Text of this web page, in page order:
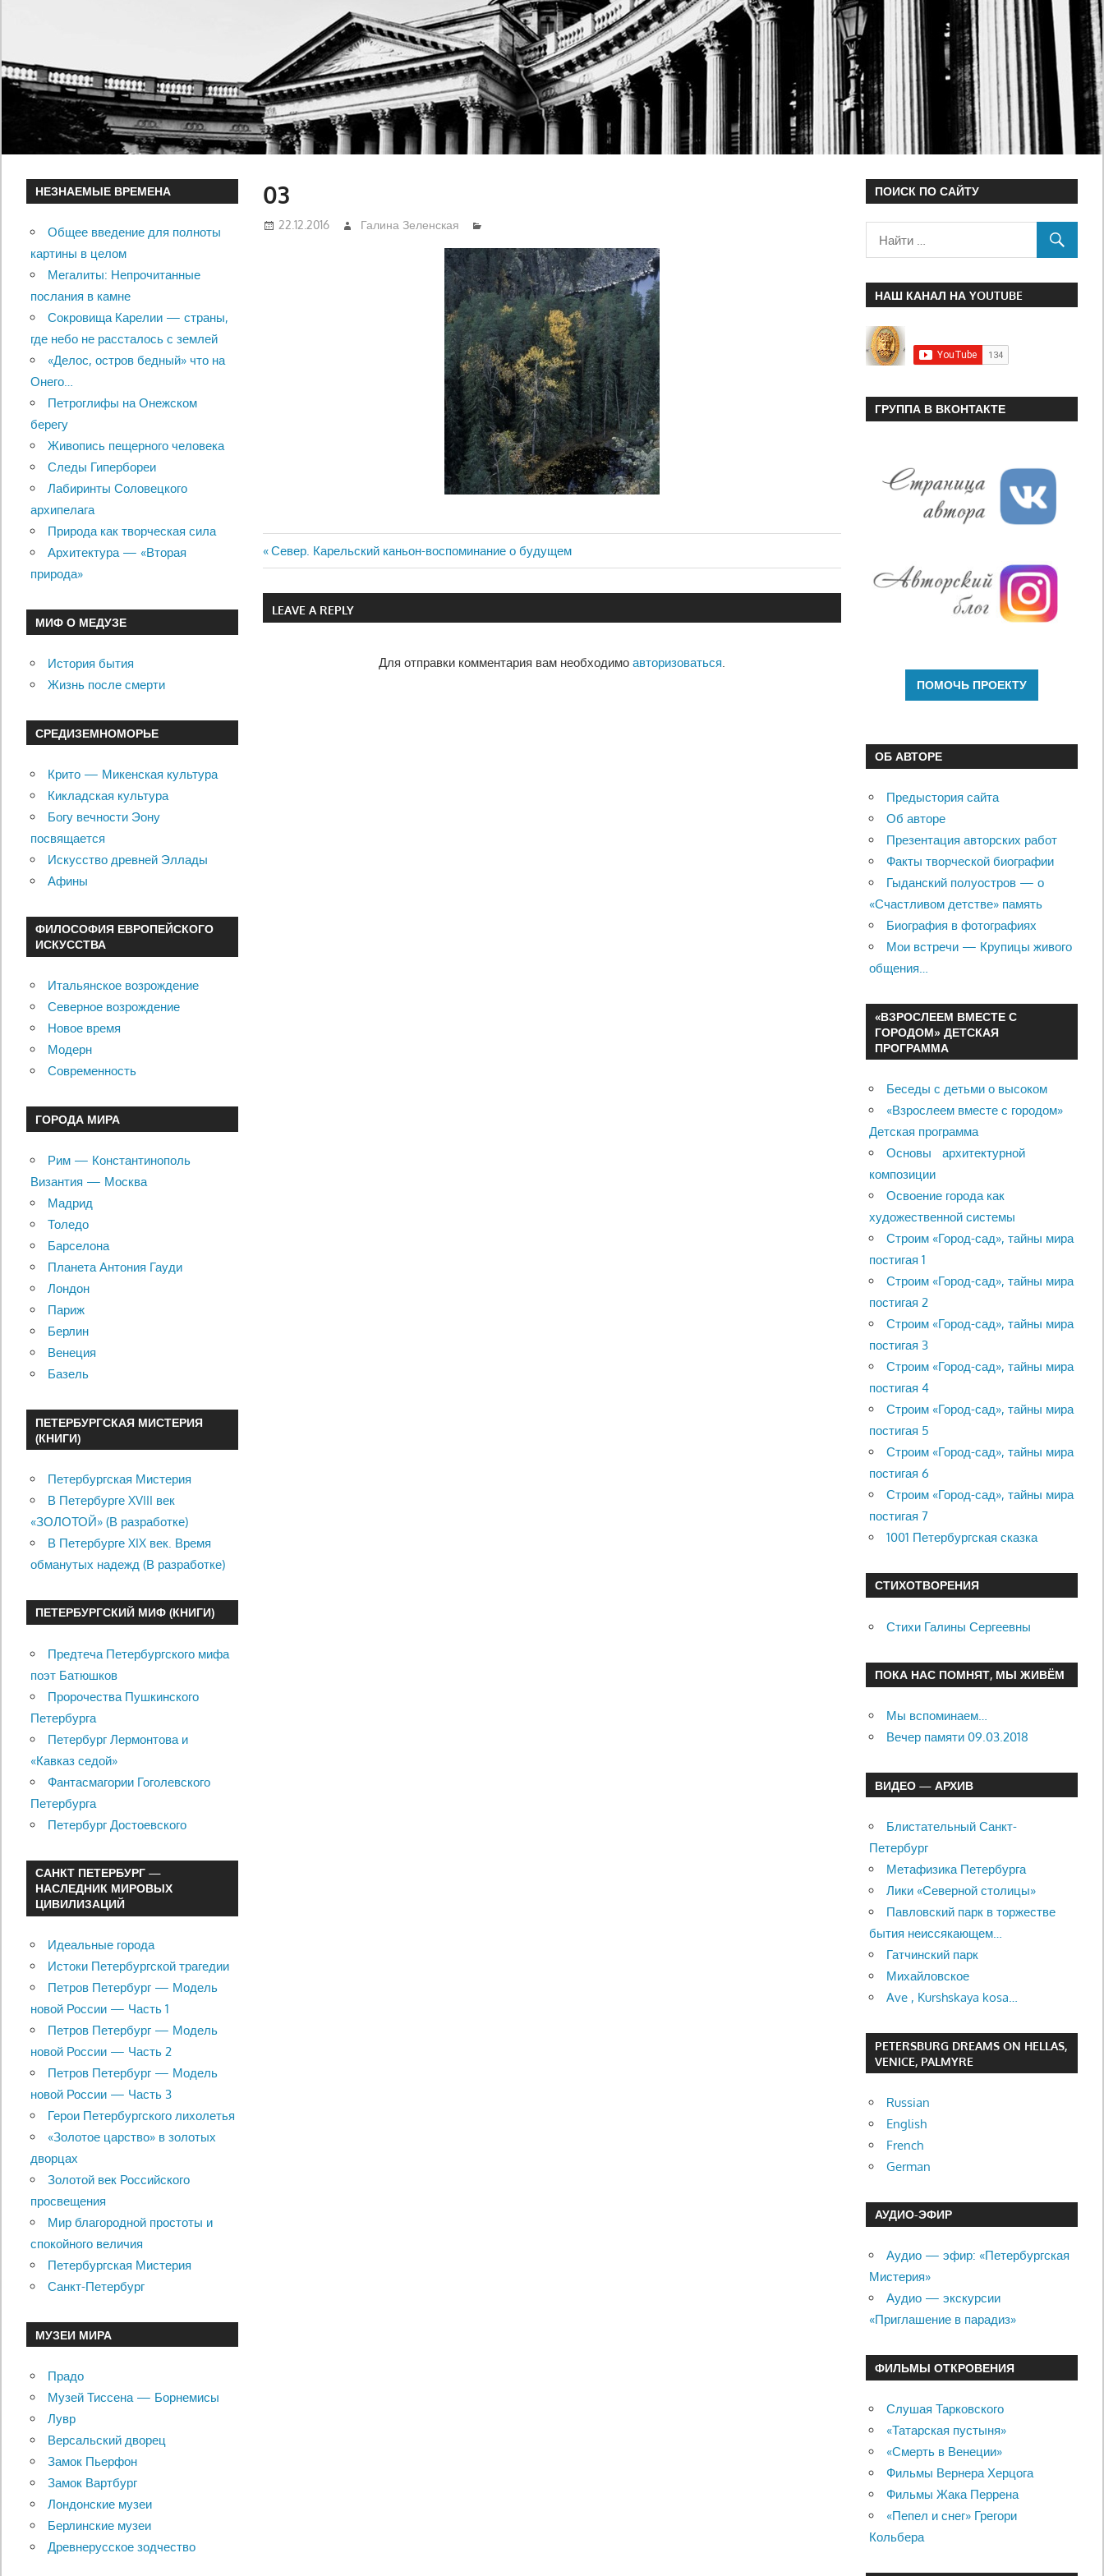
03
22.12.2016 Галина Зеленская
Навигация
по
Previous
Post:
Север. Карельский каньон-воспоминание о будущем
LEAVE A REPLY
Для отправки комментария вам необходимо авторизоваться.
НЕЗНАЕМЫЕ ВРЕМЕНА
Общее введение для полноты
картины в целом
Мегалиты: Непрочитанные
послания в камне
Сокровища Карелии — страны,
где небо не рассталось с землей
«Делос, остров бедный» что на
Онего…
Петроглифы на Онежском
берегу
Живопись пещерного человека
Следы Гипербореи
Лабиринты Соловецкого
архипелага
Природа как творческая сила
Архитектура — «Вторая
природа»
МИФ О МЕДУЗЕ
История бытия
Жизнь после смерти
СРЕДИЗЕМНОМОРЬЕ
Крито — Микенская культура
Кикладская культура
Богу вечности Эону
посвящается
Искусство древней Эллады
Афины
ФИЛОСОФИЯ ЕВРОПЕЙСКОГО
ИСКУССТВА
Итальянское возрождение
Северное возрождение
Новое время
Модерн
Современность
ГОРОДА МИРА
Рим — Константинополь
Византия — Москва
Мадрид
Толедо
Барселона
Планета Антония Гауди
Лондон
Париж
Берлин
Венеция
Базель
ПЕТЕРБУРГСКАЯ МИСТЕРИЯ
(КНИГИ)
Петербургская Мистерия
В Петербурге XVIII век
«ЗОЛОТОЙ» (В разработке)
В Петербурге XIX век. Время
обманутых надежд (В разработке)
ПЕТЕРБУРГСКИЙ МИФ (КНИГИ)
Предтеча Петербургского мифа
поэт Батюшков
Пророчества Пушкинского
Петербурга
Петербург Лермонтова и
«Кавказ седой»
Фантасмагории Гоголевского
Петербурга
Петербург Достоевского
САНКТ ПЕТЕРБУРГ —
НАСЛЕДНИК МИРОВЫХ
ЦИВИЛИЗАЦИЙ
Идеальные города
Истоки Петербургской трагедии
Петров Петербург — Модель
новой России — Часть 1
Петров Петербург — Модель
новой России — Часть 2
Петров Петербург — Модель
новой России — Часть 3
Герои Петербургского лихолетья
«Золотое царство» в золотых
дворцах
Золотой век Российского
просвещения
Мир благородной простоты и
спокойного величия
Петербургская Мистерия
Санкт-Петербург
МУЗЕИ МИРА
Прадо
Музей Тиссена — Борнемисы
Лувр
Версальский дворец
Замок Пьерфон
Замок Вартбург
Лондонские музеи
Берлинские музеи
Древнерусское зодчество
ПОИСК ПО САЙТУ
НАШ КАНАЛ НА YOUTUBE
ГРУППА В ВКОНТАКТЕ
ОБ АВТОРЕ
Предыстория сайта
Об авторе
Презентация авторских работ
Факты творческой биографии
Гыданский полуостров — о
«Счастливом детстве» память
Биография в фотографиях
Мои встречи — Крупицы живого
общения…
«ВЗРОСЛЕЕМ ВМЕСТЕ С
ГОРОДОМ» ДЕТСКАЯ
ПРОГРАММА
Беседы с детьми о высоком
«Взрослеем вместе с городом»
Детская программа
Основы архитектурной
композиции
Освоение города как
художественной системы
Строим «Город-сад», тайны мира
постигая 1
Строим «Город-сад», тайны мира
постигая 2
Строим «Город-сад», тайны мира
постигая 3
Строим «Город-сад», тайны мира
постигая 4
Строим «Город-сад», тайны мира
постигая 5
Строим «Город-сад», тайны мира
постигая 6
Строим «Город-сад», тайны мира
постигая 7
1001 Петербургская сказка
СТИХОТВОРЕНИЯ
Стихи Галины Сергеевны
ПОКА НАС ПОМНЯТ, МЫ ЖИВЁМ
Мы вспоминаем…
Вечер памяти 09.03.2018
ВИДЕО — АРХИВ
Блистательный Санкт-
Петербург
Метафизика Петербурга
Лики «Северной столицы»
Павловский парк в торжестве
бытия неиссякающем…
Гатчинский парк
Михайловское
Ave , Kurshskaya kosa…
PETERSBURG DREAMS ON HELLAS,
VENICE, PALMYRE
Russian
English
French
German
АУДИО-ЭФИР
Аудио — эфир: «Петербургская
Мистерия»
Аудио — экскурсии
«Приглашение в парадиз»
ФИЛЬМЫ ОТКРОВЕНИЯ
Слушая Тарковского
«Татарская пустыня»
«Смерть в Венеции»
Фильмы Вернера Херцога
Фильмы Жака Перрена
«Пепел и снег» Грегори
Кольбера